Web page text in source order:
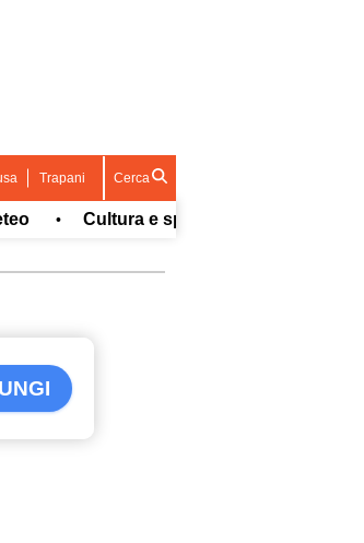
Trapani Cerca
• Cultura e spettacolo